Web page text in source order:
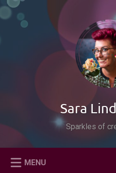
Naar
inhoud
Zoeken
Sara
Sparkles of
MENU